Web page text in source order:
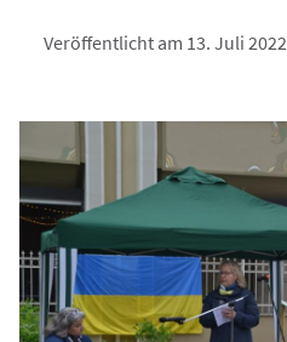
Veröffentlicht am 13. Juli 2022